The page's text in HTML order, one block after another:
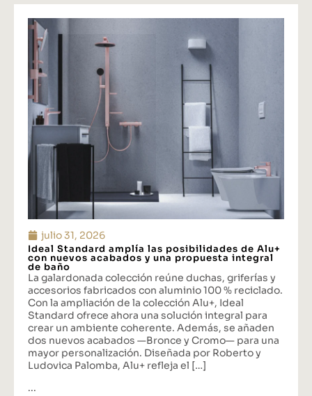
julio 31, 2026
Ideal Standard amplía las posibilidades de Alu+
con nuevos acabados y una propuesta integral
de baño
La galardonada colección reúne duchas, griferías y
accesorios fabricados con aluminio 100 % reciclado.
Con la ampliación de la colección Alu+, Ideal
Standard ofrece ahora una solución integral para
crear un ambiente coherente. Además, se añaden
dos nuevos acabados —Bronce y Cromo— para una
mayor personalización. Diseñada por Roberto y
Ludovica Palomba, Alu+ refleja el […]